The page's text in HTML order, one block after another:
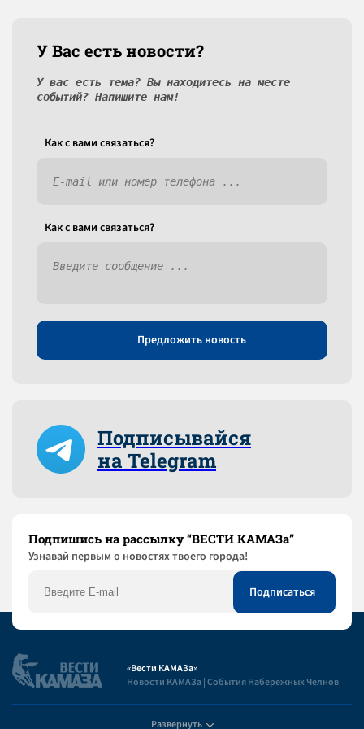
У Вас есть новости?
У вас есть тема? Вы находитесь на месте
событий? Напишите нам!
Как c вами связаться?
Как c вами связаться?
Предложить новость
Подписывайся
на Telegram
Подпишись на рассылку “ВЕСТИ КАМАЗа”
Узнaвай первым о новостях твоего города!
«Вести КАМАЗа»
Новости КАМАЗа | События Набережных Челнов
Развернуть